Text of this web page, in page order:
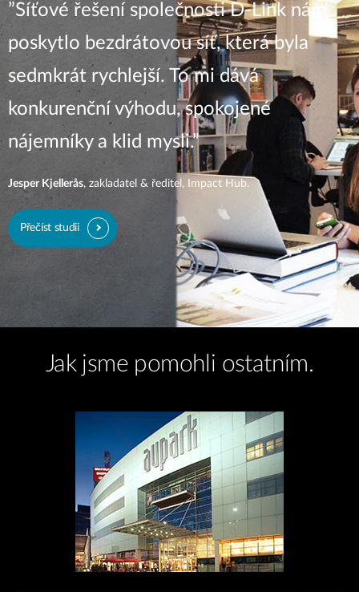
”Síťové řešení společnosti D-Link nám
poskytlo bezdrátovou síť, která byla
sedmkrát rychlejší. To mi dává
konkurenční výhodu, spokojené
nájemníky a klid mysli.”
Jesper Kjellerås, zakladatel & ředitel, Impact Hub.
Přečíst studii
Jak jsme pomohli ostatním.